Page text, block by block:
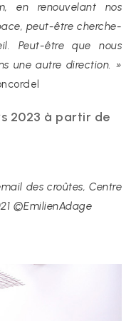
en renouvelant nos
peut-être cherche-
Peut-être que nous
une autre direction. »
2023 à partir de
des croûtes, Centre
©EmilienAdage